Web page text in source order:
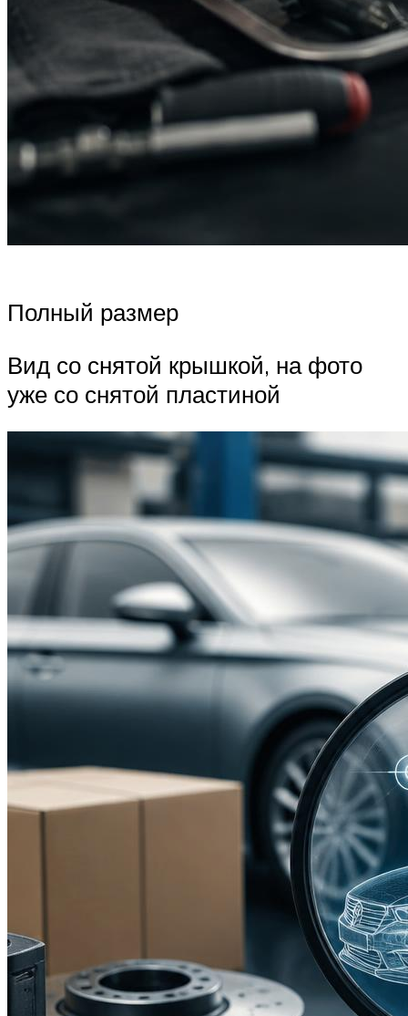
Полный размер
Вид со снятой крышкой, на фото
уже со снятой пластиной